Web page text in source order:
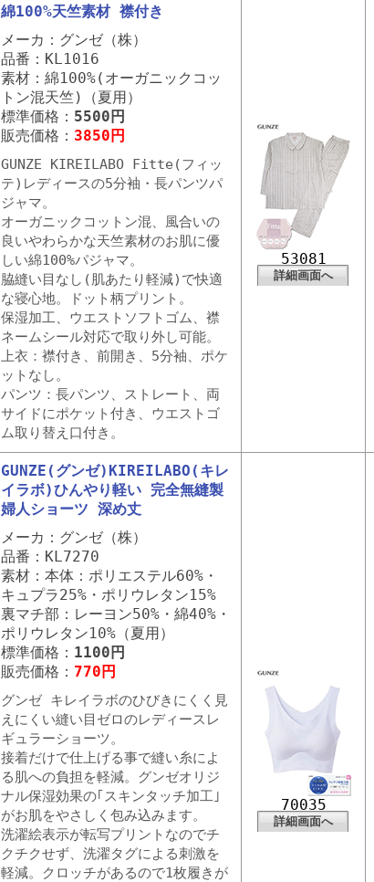
綿100%天竺素材 襟付き
メーカ：グンゼ（株）
品番：KL1016
素材：綿100%(オーガニックコッ
トン混天竺)（夏用）
標準価格： 5500円
販売価格： 3850円
GUNZE KIREILABO Fitte(フィッ
テ)レディースの5分袖・長パンツパ
ジャマ。
オーガニックコットン混、風合いの
良いやわらかな天竺素材のお肌に優
しい綿100%パジャマ。
脇縫い目なし(肌あたり軽減)で快適
な寝心地。ドット柄プリント。
保湿加工、ウエストソフトゴム、襟
ネームシール対応で取り外し可能。
上衣：襟付き、前開き、5分袖、ポケ
ットなし。
パンツ：長パンツ、ストレート、両
サイドにポケット付き、ウエストゴ
ム取り替え口付き。
53081
詳細画面へ
GUNZE(グンゼ)KIREILABO(キレ
イラボ)ひんやり軽い 完全無縫製
婦人ショーツ 深め丈
メーカ：グンゼ（株）
品番：KL7270
素材：本体：ポリエステル60%・
キュプラ25%・ポリウレタン15%
裏マチ部：レーヨン50%・綿40%・
ポリウレタン10%（夏用）
標準価格： 1100円
販売価格： 770円
グンゼ キレイラボのひびきにくく見
えにくい縫い目ゼロのレディースレ
ギュラーショーツ。
接着だけで仕上げる事で縫い糸によ
る肌への負担を軽減。グンゼオリジ
ナル保湿効果の｢スキンタッチ加工｣
がお肌をやさしく包み込みます。
洗濯絵表示が転写プリントなのでチ
クチクせず、洗濯タグによる刺激を
軽減。クロッチがあるので1枚履きが
70035
詳細画面へ